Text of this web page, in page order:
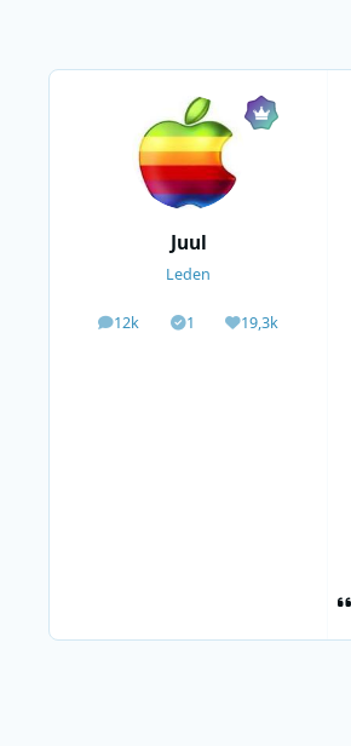
Juul
Leden
12k
berichten1
Solutions19,3k
Waardering